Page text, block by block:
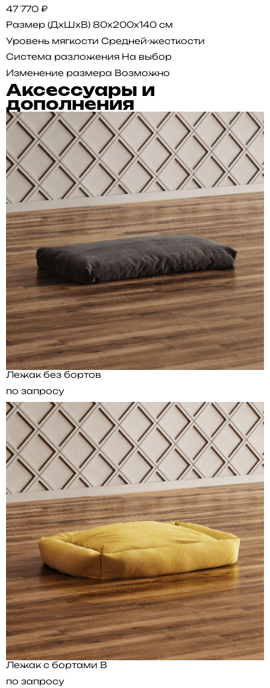
47 770 ₽
Размер (ДхШхВ) 80x200x140 см
Уровень мягкости Средней-жесткости
Система разложения На выбор
Изменение размера Возможно
Аксессуары и
дополнения
Лежак без бортов
по запросу
Лежак с бортами B
по запросу